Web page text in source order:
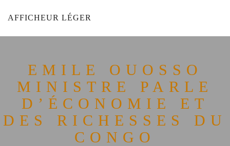
AFFICHEUR LÉGER
EMILE OUOSSO
MINISTRE PARLE
D’ÉCONOMIE ET
DES RICHESSES DU
CONGO